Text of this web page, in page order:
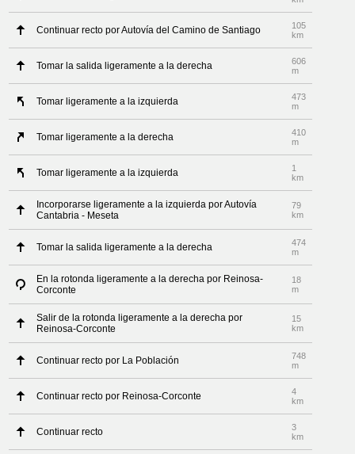
Continuar recto por Autovía del Camino de Santiago
105
km
Tomar la salida ligeramente a la derecha
606
m
Tomar ligeramente a la izquierda
473
m
Tomar ligeramente a la derecha
410
m
Tomar ligeramente a la izquierda
1
km
Incorporarse ligeramente a la izquierda por Autovía
Cantabria - Meseta
79
km
Tomar la salida ligeramente a la derecha
474
m
En la rotonda ligeramente a la derecha por Reinosa-
Corconte
18
m
Salir de la rotonda ligeramente a la derecha por
Reinosa-Corconte
15
km
Continuar recto por La Población
748
m
Continuar recto por Reinosa-Corconte
4
km
Continuar recto
3
km